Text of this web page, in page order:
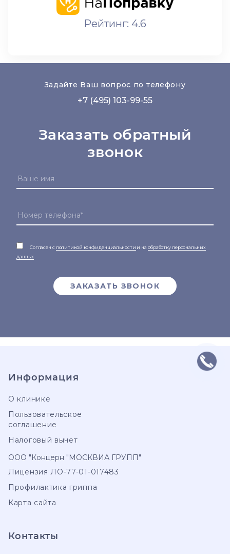
Рейтинг: 4.6
Задайте Ваш вопрос по телефону
+7 (495) 103-99-55
Заказать обратный
звонок
Согласен с политикой конфиденциальности и на обработку персональных
данных
ЗАКАЗАТЬ ЗВОНОК
Информация
О клинике
Пользовательское
соглашение
Налоговый вычет
ООО "Концерн "МОСКВИА ГРУПП"
Лицензия ЛО-77-01-017483
Профилактика гриппа
Карта сайта
Контакты